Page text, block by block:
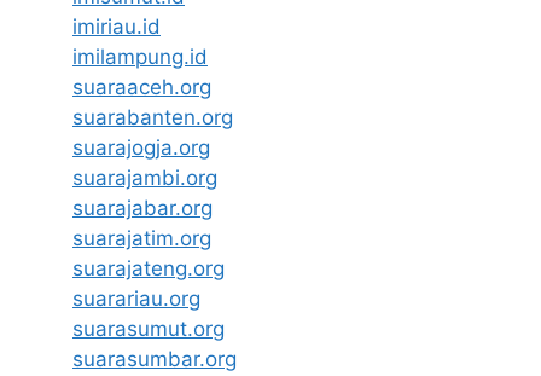
imiriau.id
imilampung.id
suaraaceh.org
suarabanten.org
suarajogja.org
suarajambi.org
suarajabar.org
suarajatim.org
suarajateng.org
suarariau.org
suarasumut.org
suarasumbar.org